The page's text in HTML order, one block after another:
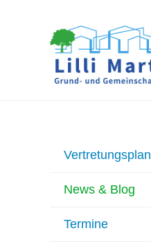
Vertretungsplan
News & Blog
Termine